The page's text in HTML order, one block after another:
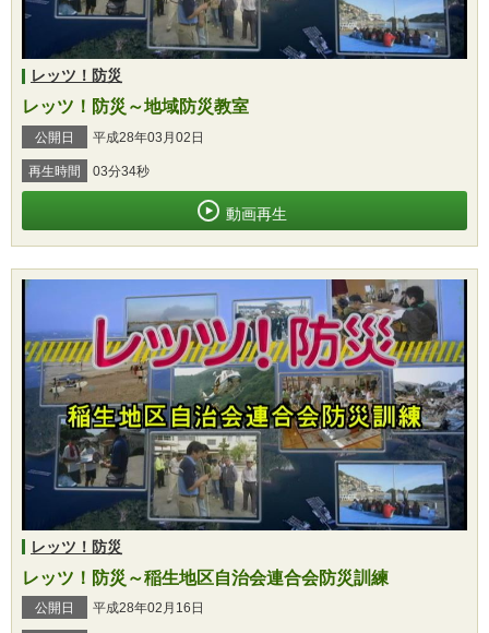
レッツ！防災
レッツ！防災～地域防災教室
公開日 平成28年03月02日
再生時間 03分34秒
動画再生
レッツ！防災
レッツ！防災～稲生地区自治会連合会防災訓練
公開日 平成28年02月16日